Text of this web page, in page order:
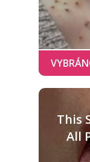
This
All